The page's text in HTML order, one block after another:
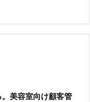
美容室向け顧客管